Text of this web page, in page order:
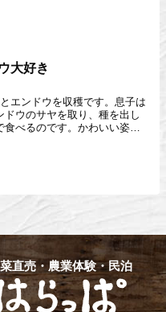
大好き
エンドウを収穫です。息子は
ドウのサヤを取り、種を出し
食べるのです。かわいい姿。
直売・農業体験・民泊